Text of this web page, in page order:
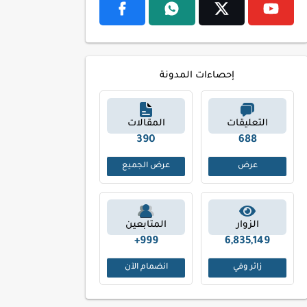
إحصاءات المدونة
التعليقات
829
عرض
المقالات
473
عرض الجميع
الزوار
6,835,149
زائر وفي
المتابعين
999+
انضمام الآن